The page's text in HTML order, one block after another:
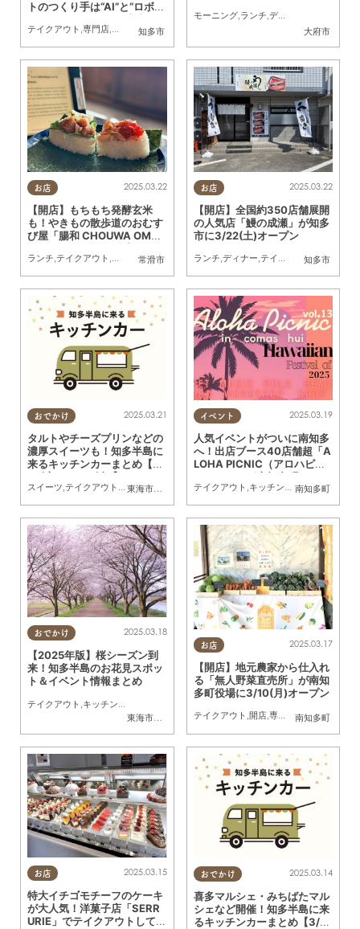
知多市
トのつくり手は“AI”と“ロボッ
テイクアウト ,専門店,地元企業,まちネタ 大府市
モーニング,ランチ,ディナー
お店
常滑市
2025.03.22
【開店】もちもち発酵玄米
も！やきもの散歩道のおむす
び屋「腸和 CHOUWA OMUS
UBI」が12月にオープン
ランチ,テイクアウト ,開店
お店
知多市
2025.03.22
【開店】全国約350店舗展開
の人気店「鰻の成瀬」が知多
市に3/22(土)オープン
ランチ,ディナー,テイクアウト ,開店
おでかけ
東海市
,大府市 知多市 ,東浦町 ,半田市,常滑市,武豊町,美浜町
2025.03.21
タルトやチーズプリンなどの
濃厚スイーツも！知多半島に
来るキッチンカーまとめ【3/
22(土)～3/28(金)】
スイーツ テイクアウト キッチンカー イベント ,まとめ記事
イベント
南知多町
2025.03.19
人気イベントがついに南知多
へ！出店ブース40店舗超「A
LOHA PICNIC（アロハピク
ニック）」が南知多町で4/5
(土)開催
テイクアウト キッチンカー ,イベント
おでかけ
東海市
,大府市 知多市 ,東浦町 ,阿久比町,半田市,常滑市
2025.03.18
【2025年版】桜シーズン到
来！知多半島のお花見スポッ
ト＆イベント情報まとめ
テイクアウト キッチンカー
お店
南知多町
2025.03.17
【開店】地元農家から仕入れ
る「無人野菜直売所」が南知
多町役場に3/10(月)オープン
テイクアウト ,開店,専門店 ,まちネタ
お店 2025.03.15
特大イチゴモチーフのケーキ
が大人気！洋菓子店「SERR
URIE」でテイクアウトしてみ
おでかけ 2025.03.14
喜多マルシェ・みちばたマル
シェなど開催！知多半島に来
るキッチンカーまとめ【3/15